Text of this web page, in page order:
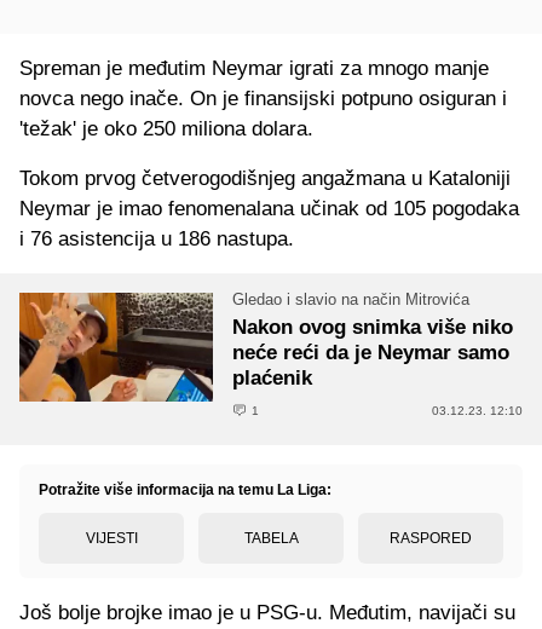
Spreman je međutim Neymar igrati za mnogo manje
novca nego inače. On je finansijski potpuno osiguran i
'težak' je oko 250 miliona dolara.
Tokom prvog četverogodišnjeg angažmana u Kataloniji
Neymar je imao fenomenalana učinak od 105 pogodaka
i 76 asistencija u 186 nastupa.
Gledao i slavio na način Mitrovića
Nakon ovog snimka više niko
neće reći da je Neymar samo
plaćenik
1 03.12.23. 12:10
Potražite više informacija na temu La Liga:
VIJESTI TABELA RASPORED
Još bolje brojke imao je u PSG-u. Međutim, navijači su